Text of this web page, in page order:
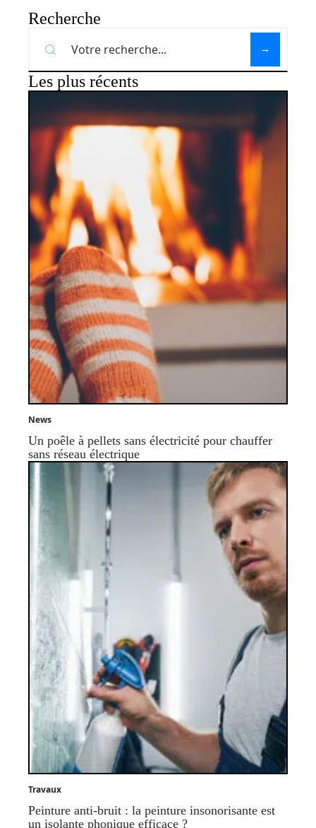
Recherche
Les plus récents
News
Un poêle à pellets sans électricité pour chauffer
sans réseau électrique
Travaux
Peinture anti-bruit : la peinture insonorisante est
un isolante phonique efficace ?